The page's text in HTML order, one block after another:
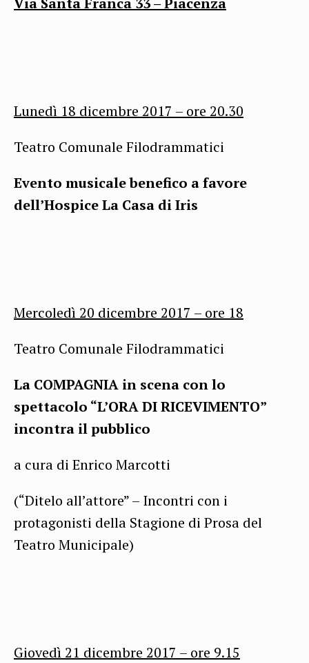
Lunedì 18 dicembre 2017 – ore 20.30
Teatro Comunale Filodrammatici
Evento musicale benefico a favore
dell’Hospice La Casa di Iris
Mercoledì 20 dicembre 2017 – ore 18
Teatro Comunale Filodrammatici
La COMPAGNIA in scena con lo
spettacolo “L’ORA DI RICEVIMENTO”
incontra il pubblico
a cura di Enrico Marcotti
(“Ditelo all’attore” – Incontri con i
protagonisti della Stagione di Prosa del
Teatro Municipale)
Giovedì 21 dicembre 2017 – ore 9.15